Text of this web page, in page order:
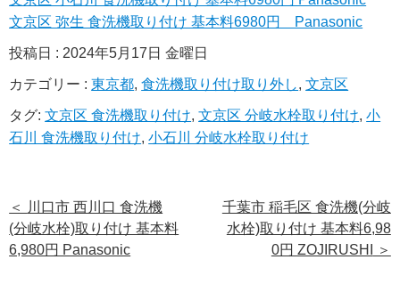
文京区 弥生 食洗機取り付け 基本料6980円 Panasonic
投稿日 : 2024年5月17日 金曜日
カテゴリー :東京都,食洗機取り付け取り外し,文京区
タグ:文京区 食洗機取り付け,文京区 分岐水栓取り付け,小
石川 食洗機取り付け,小石川 分岐水栓取り付け
＜
川口市 西川口 食洗機
(分岐水栓)取り付け 基本料
6,980円 Panasonic
千葉市 稲毛区 食洗機(分岐
水栓)取り付け 基本料6,98
0円 ZOJIRUSHI
＞